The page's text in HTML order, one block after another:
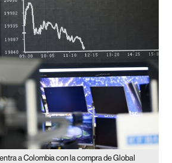
a Colombia con la compra de Global